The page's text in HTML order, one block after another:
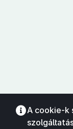
A cookie-k